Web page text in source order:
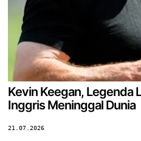
Kevin Keegan, Legenda
Inggris Meninggal Dunia
21.07.2026